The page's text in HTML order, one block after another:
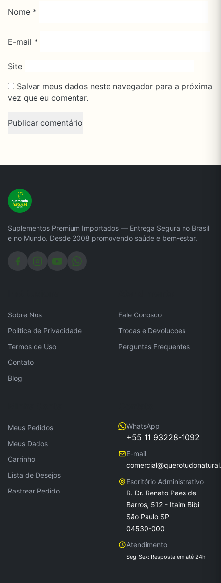
Nome *
E-mail *
Site
Salvar meus dados neste navegador para a próxima
vez que eu comentar.
Suplementos Premium Importados — Entrega Segura no Brasil
e no Mundo. Desde 2008 promovendo saúde e bem-estar.
Sobre Nos
Politica de Privacidade
Termos de Uso
Contato
Blog
Fale Conosco
Trocas e Devolucoes
Perguntas Frequentes
Meus Pedidos
Meus Dados
Carrinho
Lista de Desejos
Rastrear Pedido
WhatsApp
+55 11 93228-1092
E-mail
Escritório Administrativo
R. Dr. Renato Paes de
Barros, 512 - Itaim Bibi
São Paulo SP
04530-000
Atendimento
Seg-Sex: Resposta em até 24h